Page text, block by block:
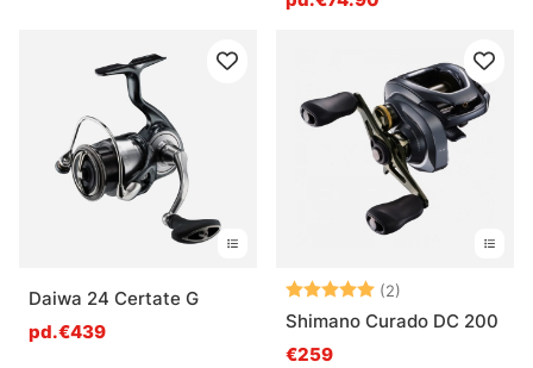
Daiwa 24 Certate G
pd.€439
Note: (2)
Shimano Curado DC 200
€259